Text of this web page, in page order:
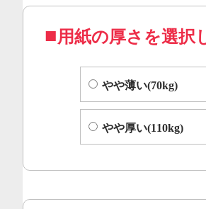
用紙の厚さを選択
やや薄い(70kg)
やや厚い(110kg)